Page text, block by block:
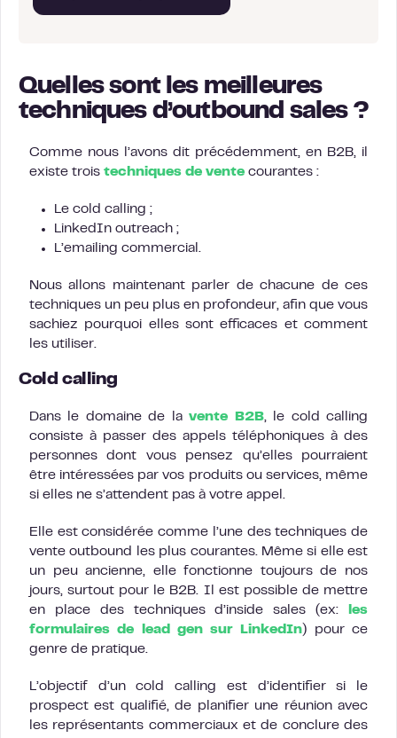
Quelles sont les meilleures
techniques d’outbound sales ?
Comme nous l’avons dit précédemment, en B2B, il
existe trois techniques de vente courantes :
Le cold calling ;
LinkedIn outreach ;
L’emailing commercial.
Nous allons maintenant parler de chacune de ces
techniques un peu plus en profondeur, afin que vous
sachiez pourquoi elles sont efficaces et comment
les utiliser.
Cold calling
Dans le domaine de lavente B2B, le cold calling
consiste à passer des appels téléphoniques à des
personnes dont vous pensez qu’elles pourraient
être intéressées par vos produits ou services, même
si elles ne s’attendent pas à votre appel.
Elle est considérée comme l’une des techniques de
vente outbound les plus courantes. Même si elle est
un peu ancienne, elle fonctionne toujours de nos
jours, surtout pour le B2B. Il est possible de mettre
en place des techniques d’inside sales (ex:
les
formulaires de lead gen sur LinkedIn) pour ce
genre de pratique.
L’objectif d’un cold calling est d’identifier si le
prospect est qualifié, de planifier une réunion avec
les représentants commerciaux et de conclure des